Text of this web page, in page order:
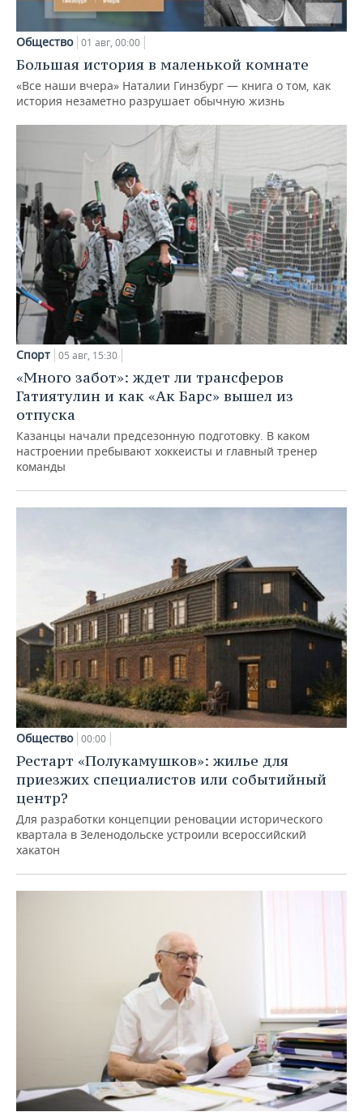
Общество 01 авг, 00:00
Большая история в маленькой комнате
«Все наши вчера» Наталии Гинзбург — книга о том, как
история незаметно разрушает обычную жизнь
Спорт 05 авг, 15:30
«Много забот»: ждет ли трансферов
Гатиятулин и как «Ак Барс» вышел из
отпуска
Казанцы начали предсезонную подготовку. В каком
настроении пребывают хоккеисты и главный тренер
команды
Общество 00:00
Рестарт «Полукамушков»: жилье для
приезжих специалистов или событийный
центр?
Для разработки концепции реновации исторического
квартала в Зеленодольске устроили всероссийский
хакатон